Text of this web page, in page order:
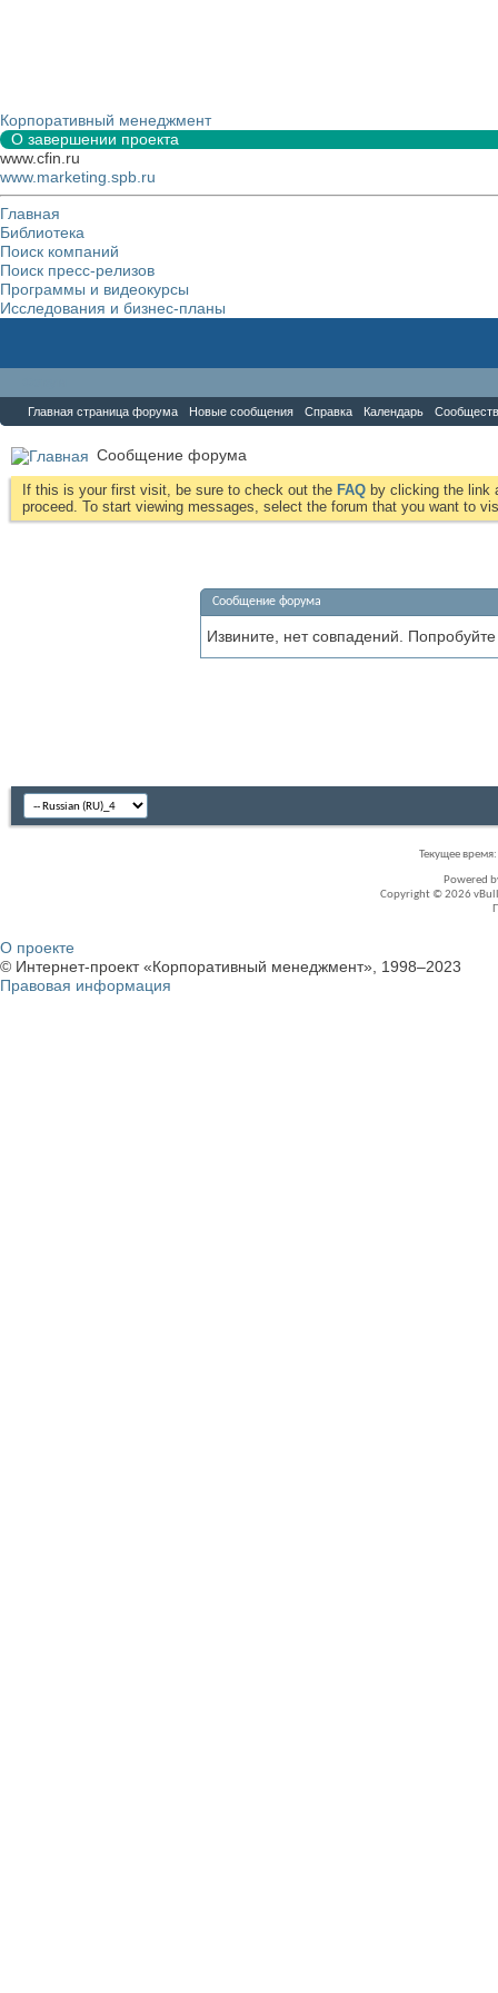
Корпоративный менеджмент
О завершении проекта
www.cfin.ru
www.marketing.spb.ru
Главная
Библиотека
Поиск компаний
Поиск пресс-релизов
Программы и видеокурсы
Исследования и бизнес-планы
Главная страница форума Новые сообщения Справка Календарь
Сообщение форума
If this is your first visit, be sure to check out the FAQ by clicking the link
proceed. To start viewing messages, select the forum that you want to
Сообщение форума
Извините, нет совпадений.
Текущее время:
Powered
Copyright © 2026
О проекте
© Интернет-проект «Корпоративный менеджмент», 1998–2023
Правовая информация